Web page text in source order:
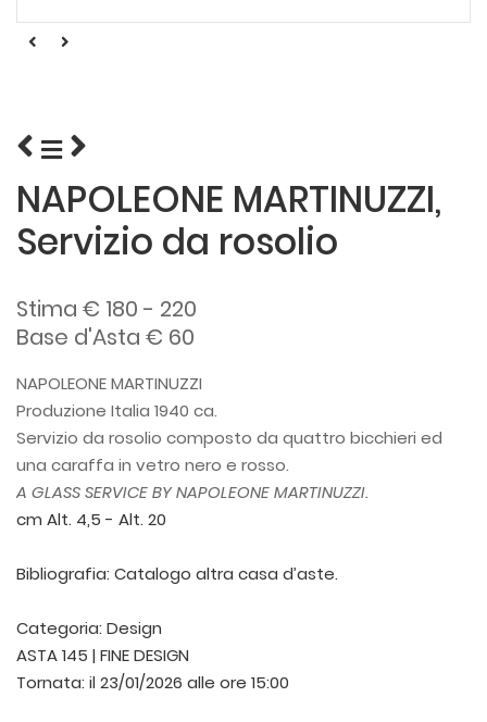
NAPOLEONE MARTINUZZI,
Servizio da rosolio
Stima € 180 - 220
Base d'Asta € 60
NAPOLEONE MARTINUZZI
Produzione Italia 1940 ca.
Servizio da rosolio composto da quattro bicchieri ed
una caraffa in vetro nero e rosso.
A GLASS SERVICE BY NAPOLEONE MARTINUZZI.
cm Alt. 4,5 - Alt. 20
Bibliografia: Catalogo altra casa d’aste.
Categoria: Design
ASTA 145 | FINE DESIGN
Tornata: il 23/01/2026 alle ore 15:00